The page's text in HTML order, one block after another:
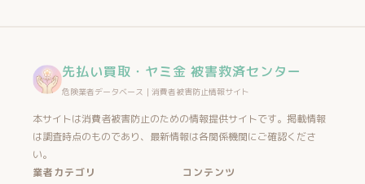
先払い買取・ヤミ金 被害救済センター
危険業者データベース｜消費者被害防止情報サイト
本サイトは消費者被害防止のための情報提供サイトです。掲載情報
は調査時点のものであり、最新情報は各関係機関にご確認くださ
い。
業者カテゴリ
コンテンツ